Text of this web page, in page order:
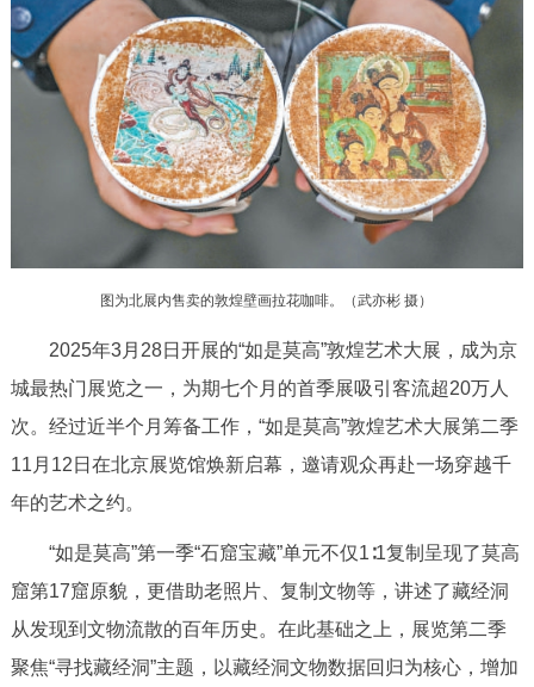
政民互动
12345网上接诉即办 我要咨询 我要建议
参与调查 在线访谈 图说互动
北京概况 十六区概览 人文北京
图说北京
多语种
DEUTSCH FRANÇAIS РУССКИЙ ЯЗЫК
ESPAÑOL العربية PORTUGUÊS
图为北展内售卖的敦煌壁画拉花咖啡。（武亦彬 摄）
2025年3月28日开展的“如是莫高”敦煌艺术大展，成为京
城最热门展览之一，为期七个月的首季展吸引客流超20万人
次。经过近半个月筹备工作，“如是莫高”敦煌艺术大展第二季
11月12日在北京展览馆焕新启幕，邀请观众再赴一场穿越千
年的艺术之约。
“如是莫高”第一季“石窟宝藏”单元不仅1∶1复制呈现了莫高
窟第17窟原貌，更借助老照片、复制文物等，讲述了藏经洞
从发现到文物流散的百年历史。在此基础之上，展览第二季
聚焦“寻找藏经洞”主题，以藏经洞文物数据回归为核心，增加